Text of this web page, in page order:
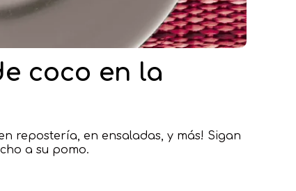
coco en la
repostería, en ensaladas, y más! Sigan
a su pomo.